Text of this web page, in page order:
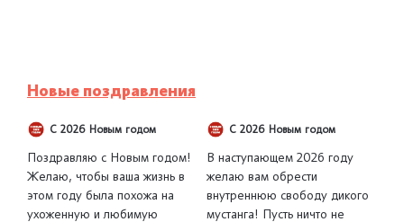
Новые поздравления
С 2026 Новым годом
Поздравляю с Новым годом!
Желаю, чтобы ваша жизнь в
этом году была похожа на
ухоженную и любимую
С 2026 Новым годом
В наступающем 2026 году
желаю вам обрести
внутреннюю свободу дикого
мустанга! Пусть ничто не